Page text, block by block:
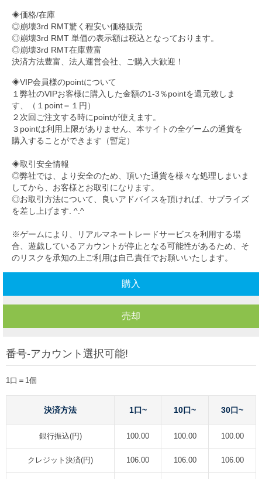
◈価格/在庫
◎崩壊3rd RMT驚く程安い価格販売
◎崩壊3rd RMT 単価の表示額は税込となっております。
◎崩壊3rd RMT在庫豊富
決済方法豊富、法人運営会社、ご購入大歓迎！
◈VIP会員様のpointについて
１弊社のVIPお客様に購入した金額の1-3％pointを還元致しま
す、（１point＝１円）
２次回ご注文する時にpointが使えます。
３pointは利用上限がありません、本サイトの全ゲームの通貨を
購入することができます（暫定）
◈取引安全情報
◎弊社では、より安全のため、頂いた通貨を様々な処理しまいま
してから、お客様とお取引になります。
◎お取引方法について、良いアドバイスを頂ければ、サプライズ
を差し上げます. ^.^
※ゲームにより、リアルマネートレードサービスを利用する場
合、遊戯しているアカウントが停止となる可能性があるため、そ
のリスクを承知の上ご利用は自己責任でお願いいたします。
購入
売却
番号-アカウント選択可能!
1口＝1個
決済方法 1口~ 10口~ 30口~
銀行振込(円) 100.00 100.00 100.00
クレジット決済(円) 106.00 106.00 106.00